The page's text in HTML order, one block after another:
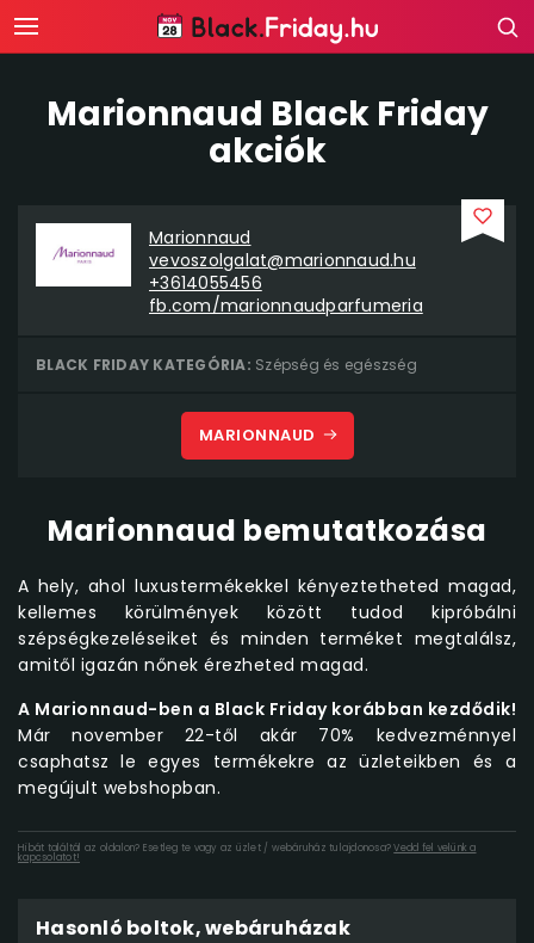
Marionnaud Black Friday
akciók
Marionnaud
vevoszolgalat@marionnaud.hu
+3614055456
fb.com/marionnaudparfumeria
BLACK FRIDAY KATEGÓRIA: Szépség és egészség
MARIONNAUD
Marionnaud bemutatkozása
A hely, ahol luxustermékekkel kényeztetheted magad,
kellemes körülmények között tudod kipróbálni
szépségkezeléseiket és minden terméket megtalálsz,
amitől igazán nőnek érezheted magad.
A Marionnaud-ben a Black Friday korábban kezdődik!
Már november 22-től akár 70% kedvezménnyel
csaphatsz le egyes termékekre az üzleteikben és a
megújult webshopban.
Hibát találtál az oldalon? Esetleg te vagy az üzlet / webáruház tulajdonosa?Vedd fel velünk a
kapcsolatot!
Hasonló boltok, webáruházak